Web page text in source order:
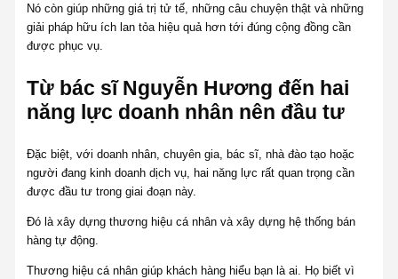
Nó còn giúp những giá trị tử tế, những câu chuyện thật và những
giải pháp hữu ích lan tỏa hiệu quả hơn tới đúng cộng đồng cần
được phục vụ.
Từ bác sĩ Nguyễn Hương đến hai
năng lực doanh nhân nên đầu tư
Đặc biệt, với doanh nhân, chuyên gia, bác sĩ, nhà đào tạo hoặc
người đang kinh doanh dịch vụ, hai năng lực rất quan trọng cần
được đầu tư trong giai đoạn này.
Đó là xây dựng thương hiệu cá nhân và xây dựng hệ thống bán
hàng tự động.
Thương hiệu cá nhân giúp khách hàng hiểu bạn là ai. Họ biết vì